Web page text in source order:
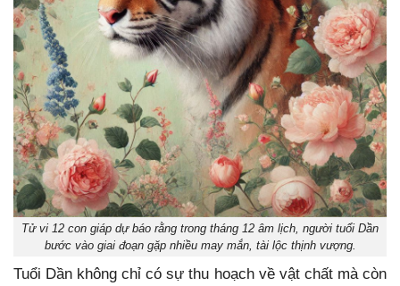
Tử vi 12 con giáp dự báo rằng trong tháng 12 âm lịch, người tuổi Dần
bước vào giai đoạn gặp nhiều may mắn, tài lộc thịnh vượng.
Tuổi Dần không chỉ có sự thu hoạch về vật chất mà còn